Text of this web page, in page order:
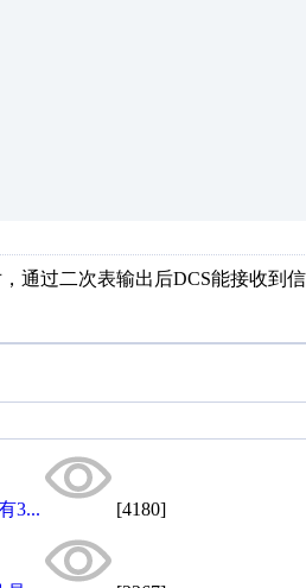
通过二次表输出后DCS能接收到
3... [4180]